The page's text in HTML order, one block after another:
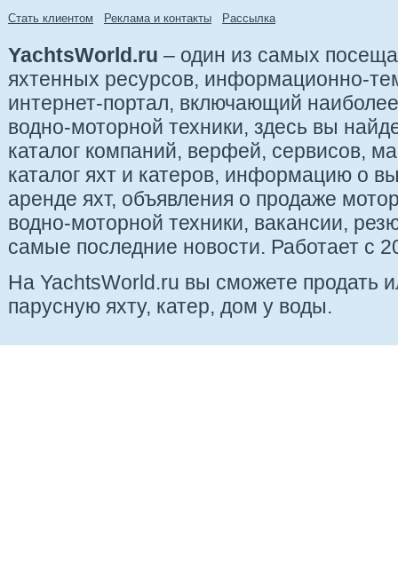
Стать клиентом Реклама и контакты Рассылка
YachtsWorld.ru – один из самых
яхтенных ресурсов, информационно-
интернет-портал, включающий
водно-моторной техники, здесь вы
каталог компаний, верфей, сервисов,
каталог яхт и катеров, информацию о
аренде яхт, объявления о продаже
водно-моторной техники, вакансии,
самые последние новости. Работает с
На YachtsWorld.ru вы сможете продать
парусную яхту, катер, дом у воды.